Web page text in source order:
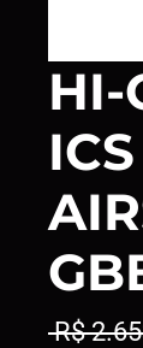
HI-
R$